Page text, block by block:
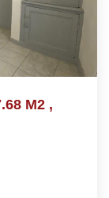
M2 ,